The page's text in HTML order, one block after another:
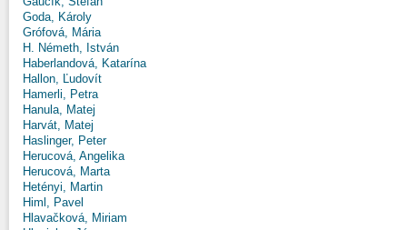
Goda, Károly
Grófová, Mária
H. Németh, István
Haberlandová, Katarína
Hallon, Ľudovít
Hamerli, Petra
Hanula, Matej
Harvát, Matej
Haslinger, Peter
Herucová, Angelika
Herucová, Marta
Hetényi, Martin
Himl, Pavel
Hlavačková, Miriam